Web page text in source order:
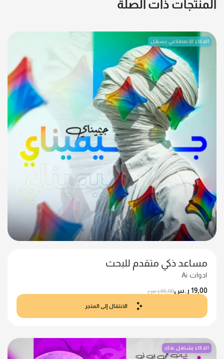
المنتجات ذات الصلة
الذكاء الاصطناعي يسهّل
مساعد ذكي متقدم للبحث
ادوات Ai
65,00ر.س 19,00 ر.س
الانتقال إلى المتجر
الذكاء يشتغل عنك